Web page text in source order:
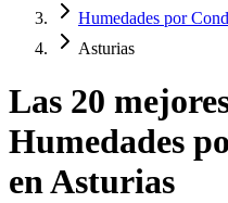
Humedades por
Asturias
Las 20
Humedades
enAsturias